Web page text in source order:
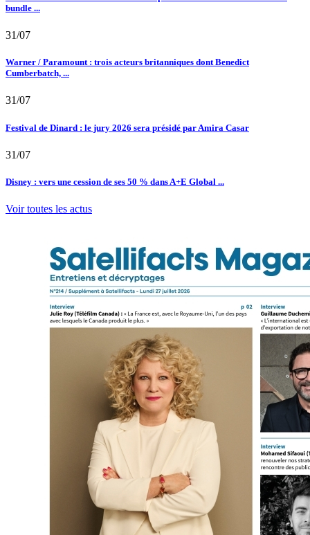
bundle ...
31/07
Warner / Paramount : trois acteurs britanniques dont Benedict
Cumberbatch, ...
31/07
Festival de Dinard : le jury 2026 sera présidé par Amira Casar
31/07
Disney : vers une cession de ses 50 % dans A+E Global ...
Voir toutes les actus